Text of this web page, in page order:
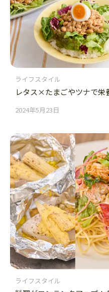
ライフスタイル
レタス×たまごやツナで栄
2024年5月23日
ライフスタイル